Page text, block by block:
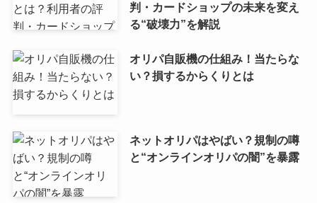
判・カードショップの未来を変え
る“破壊力”を解説
オリパ自販機の仕組み！当たらな
い？損するからくりとは
ネットオリパはやばい？規制の噂
と“オンラインオリパの闇”を暴露